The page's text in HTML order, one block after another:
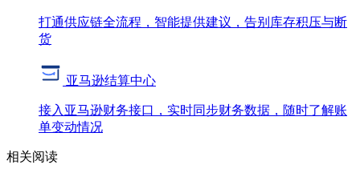
打通供应链全流程，智能提供建议，告别库存积压与断
货
亚马逊结算中心
接入亚马逊财务接口，实时同步财务数据，随时了解账
单变动情况
相关阅读